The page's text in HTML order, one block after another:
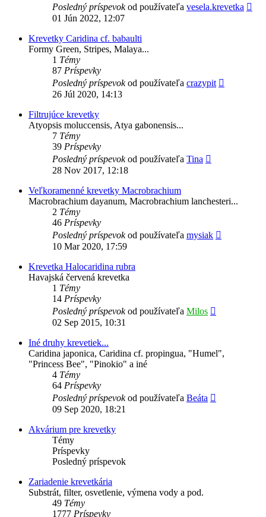
Posledný príspevokod používateľa vesela.krevetka
01 Jún 2022, 12:07
Krevetky Caridina cf. babaulti
Formy Green, Stripes, Malaya...
1 Témy
87 Príspevky
Posledný príspevokod používateľa crazypit
26 Júl 2020, 14:13
Filtrujúce krevetky
Atyopsis moluccensis, Atya gabonensis...
7 Témy
39 Príspevky
Posledný príspevokod používateľa Tina
28 Nov 2017, 12:18
Veľkoramenné krevetky Macrobrachium
Macrobrachium dayanum, Macrobrachium lanchesteri...
2 Témy
46 Príspevky
Posledný príspevokod používateľa mysiak
10 Mar 2020, 17:59
Krevetka Halocaridina rubra
Havajská červená krevetka
1 Témy
14 Príspevky
Posledný príspevokod používateľa Milos
02 Sep 2015, 10:31
Iné druhy krevetiek...
Caridina japonica, Caridina cf. propingua, "Humel",
"Princess Bee", "Pinokio" a iné
4 Témy
64 Príspevky
Posledný príspevokod používateľa Beáta
09 Sep 2020, 18:21
Akvárium pre krevetky
Témy
Príspevky
Posledný príspevok
Zariadenie krevetkária
Substrát, filter, osvetlenie, výmena vody a pod.
49 Témy
1777 Príspevky